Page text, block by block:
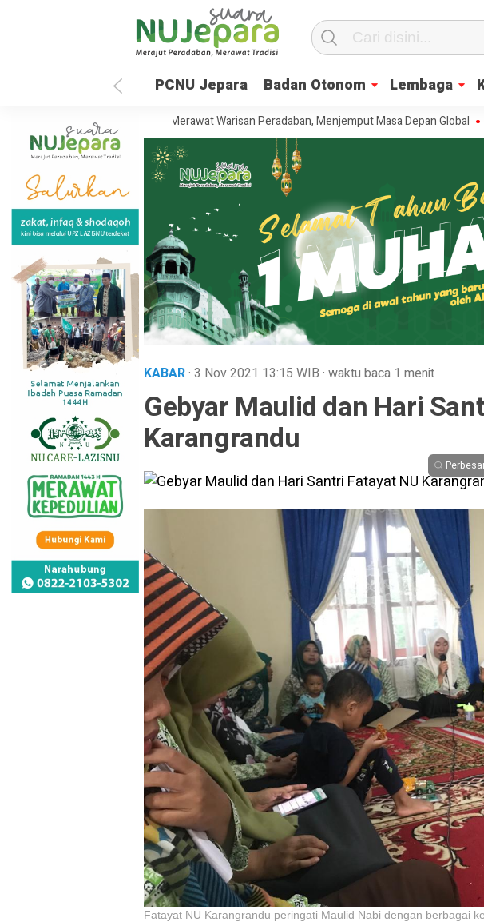
PCNU Jepara Badan Otonom Lembaga
Tahun UNISNU Jepara: Merawat Warisan Peradaban, Menjemput Masa Depan Global DAFTAR
KABAR· 3 Nov 2021 13:15 WIB · waktu baca 1 menit
Gebyar Maulid dan Hari
Karangrandu
Fatayat NU Karangrandu peringati Maulid Nabi dengan berbagai